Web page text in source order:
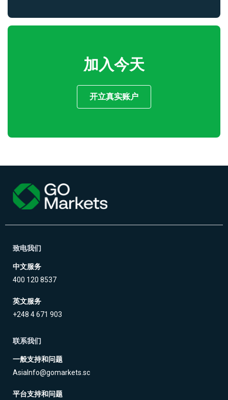
加入今天
开立真实账户
致电我们
中文服务
400 120 8537
英文服务
+248 4 671 903
联系我们
一般支持和问题
AsiaInfo@gomarkets.sc
平台支持和问题